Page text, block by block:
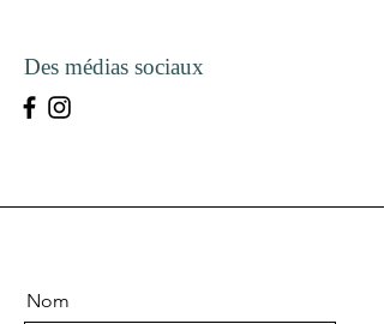
Des médias sociaux
Nom